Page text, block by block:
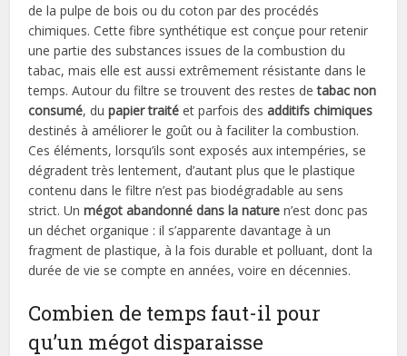
de la pulpe de bois ou du coton par des procédés
chimiques. Cette fibre synthétique est conçue pour retenir
une partie des substances issues de la combustion du
tabac, mais elle est aussi extrêmement résistante dans le
temps. Autour du filtre se trouvent des restes detabac non
consumé, dupapier traité et parfois desadditifs chimiques
destinés à améliorer le goût ou à faciliter la combustion.
Ces éléments, lorsqu’ils sont exposés aux intempéries, se
dégradent très lentement, d’autant plus que le plastique
contenu dans le filtre n’est pas biodégradable au sens
strict. Unmégot abandonné dans la nature n’est donc pas
un déchet organique : il s’apparente davantage à un
fragment de plastique, à la fois durable et polluant, dont la
durée de vie se compte en années, voire en décennies.
Combien de temps faut-il pour
qu’un mégot disparaisse